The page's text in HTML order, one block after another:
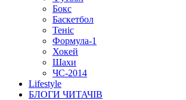
Бокс
Баскетбол
Теніс
Формула-1
Хокей
Шахи
ЧС-2014
Lifestyle
БЛОГИ ЧИТАЧІВ